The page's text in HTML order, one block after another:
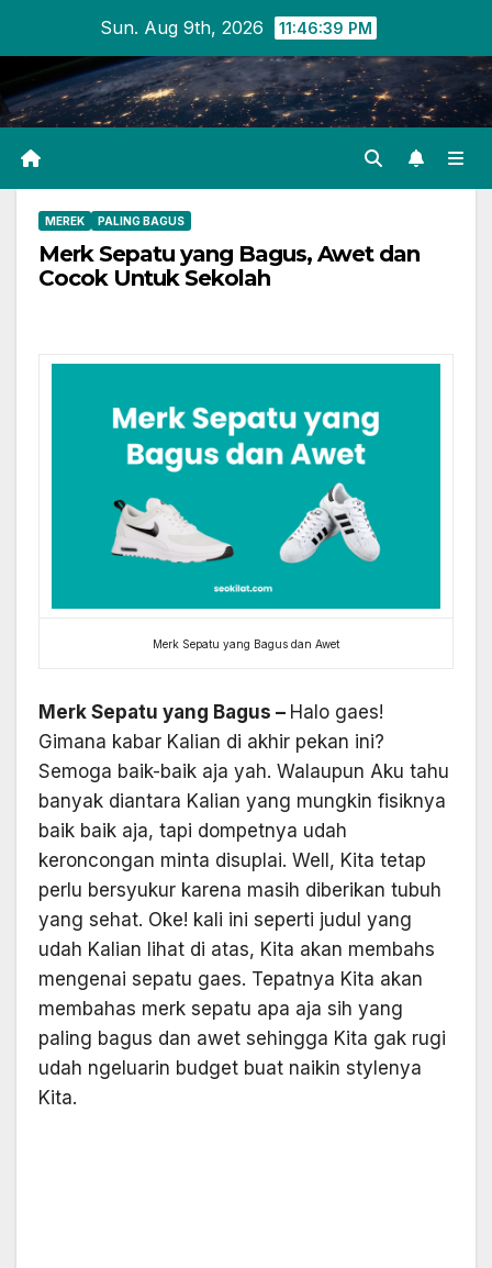
content
Sun. Aug 9th, 2026 11:46:40 PM
MEREK PALING BAGUS
Merk Sepatu yang Bagus, Awet dan
Cocok Untuk Sekolah
Merk Sepatu yang Bagus dan Awet
Merk Sepatu yang Bagus – Halo gaes!
Gimana kabar Kalian di akhir pekan ini?
Semoga baik-baik aja yah. Walaupun Aku tahu
banyak diantara Kalian yang mungkin fisiknya
baik baik aja, tapi dompetnya udah
keroncongan minta disuplai. Well, Kita tetap
perlu bersyukur karena masih diberikan tubuh
yang sehat. Oke! kali ini seperti judul yang
udah Kalian lihat di atas, Kita akan membahs
mengenai sepatu gaes. Tepatnya Kita akan
membahas merk sepatu apa aja sih yang
paling bagus dan awet sehingga Kita gak rugi
udah ngeluarin budget buat naikin stylenya
Kita.